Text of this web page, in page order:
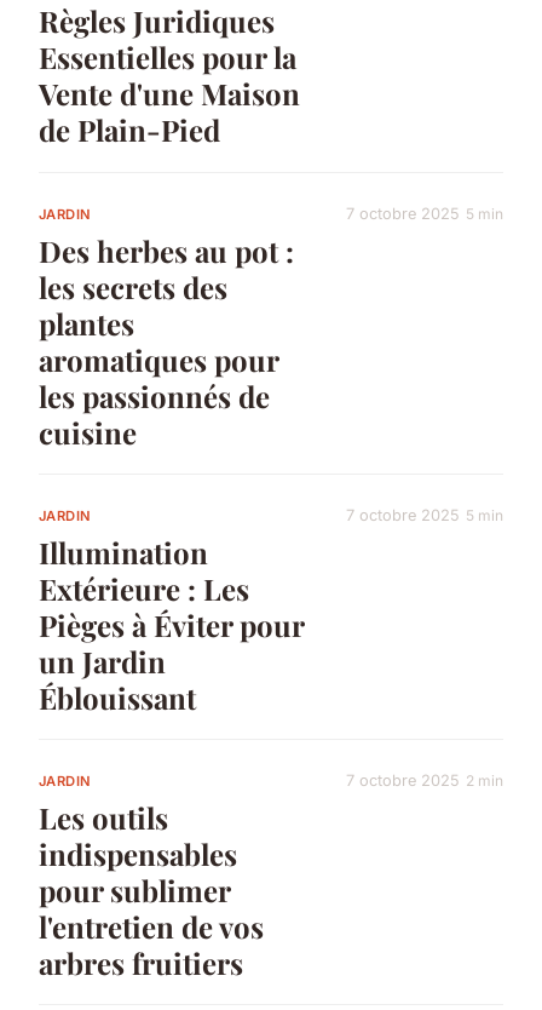
Règles Juridiques
Essentielles pour la
Vente d'une Maison
de Plain-Pied
JARDIN
Des herbes au pot :
les secrets des
plantes
aromatiques pour
les passionnés de
cuisine
7 octobre 2025 5 min
JARDIN
Illumination
Extérieure : Les
Pièges à Éviter pour
un Jardin
Éblouissant
7 octobre 2025 5 min
JARDIN
Les outils
indispensables
pour sublimer
l'entretien de vos
arbres fruitiers
7 octobre 2025 2 min